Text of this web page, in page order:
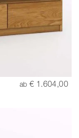
ab € 1.604,00